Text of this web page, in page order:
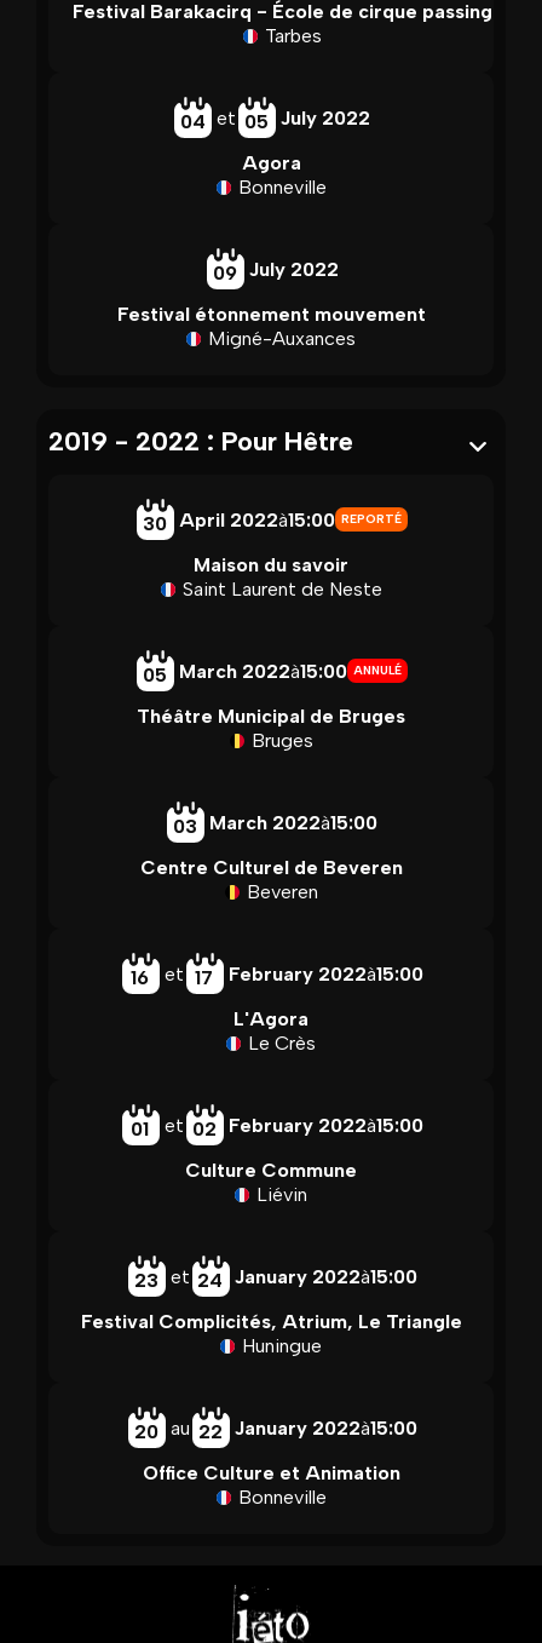
Festival Barakacirq - École de cirque passing
Tarbes
04 et 05 July 2022
Agora
Bonneville
09 July 2022
Festival étonnement mouvement
Migné-Auxances
2019 - 2022 : Pour Hêtre
30 April 2022à15:00 REPORTÉ
Maison du savoir
Saint Laurent de Neste
05 March 2022à15:00 ANNULÉ
Théâtre Municipal de Bruges
Bruges
03 March 2022à15:00
Centre Culturel de Beveren
Beveren
16 et 17 February 2022à15:00
L'Agora
Le Crès
01 et 02 February 2022à15:00
Culture Commune
Liévin
23 et 24 January 2022à15:00
Festival Complicités, Atrium, Le Triangle
Huningue
20 au 22 January 2022à15:00
Office Culture et Animation
Bonneville